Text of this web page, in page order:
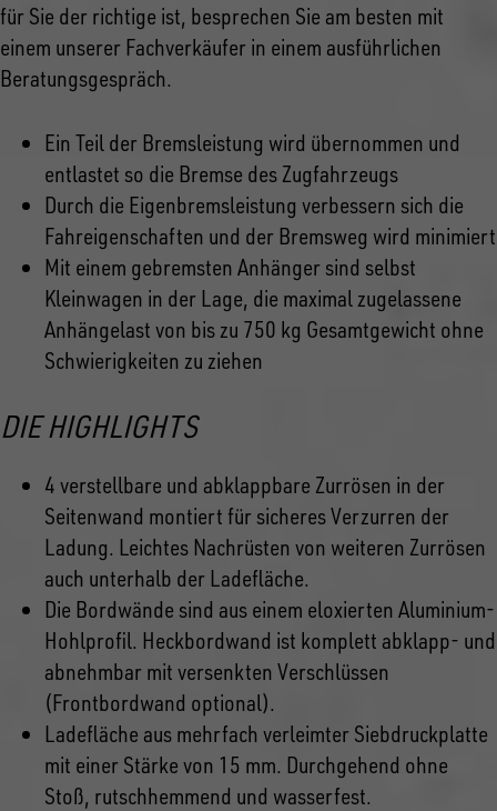
für Sie der richtige ist, besprechen Sie am besten mit
einem unserer Fachverkäufer in einem ausführlichen
Beratungsgespräch.
Ein Teil der Bremsleistung wird übernommen und
entlastet so die Bremse des Zugfahrzeugs
Durch die Eigenbremsleistung verbessern sich die
Fahreigenschaften und der Bremsweg wird minimiert
Mit einem gebremsten Anhänger sind selbst
Kleinwagen in der Lage, die maximal zugelassene
Anhängelast von bis zu 750 kg Gesamtgewicht ohne
Schwierigkeiten zu ziehen
DIE HIGHLIGHTS
4 verstellbare und abklappbare Zurrösen in der
Seitenwand montiert für sicheres Verzurren der
Ladung. Leichtes Nachrüsten von weiteren Zurrösen
auch unterhalb der Ladefläche.
Die Bordwände sind aus einem eloxierten Aluminium-
Hohlprofil. Heckbordwand ist komplett abklapp- und
abnehmbar mit versenkten Verschlüssen
(Frontbordwand optional).
Ladefläche aus mehrfach verleimter Siebdruckplatte
mit einer Stärke von 15 mm. Durchgehend ohne
Stoß, rutschhemmend und wasserfest.